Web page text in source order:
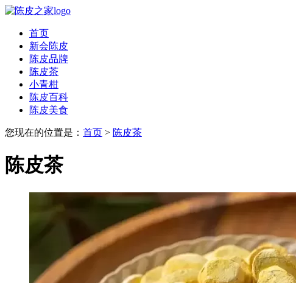
首页
新会陈皮
陈皮品牌
陈皮茶
小青柑
陈皮百科
陈皮美食
您现在的位置是： 首页 > 陈皮茶
陈皮茶